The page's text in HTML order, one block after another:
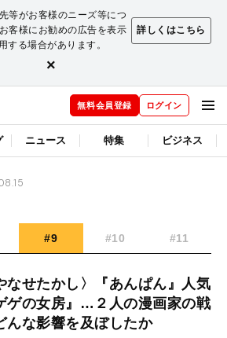
等がお客様のニーズ等につ
客様にお勧めの広告を表示
る場合があります。
詳しくはこちら
×
無料会員登録 ログイン
ニュース 特集 ビジネス
#9 #10 #11
なせたかし〉『あんぱん』人気
ゲの女房』…２人の漫画家の戦
んな影響を及ぼしたか